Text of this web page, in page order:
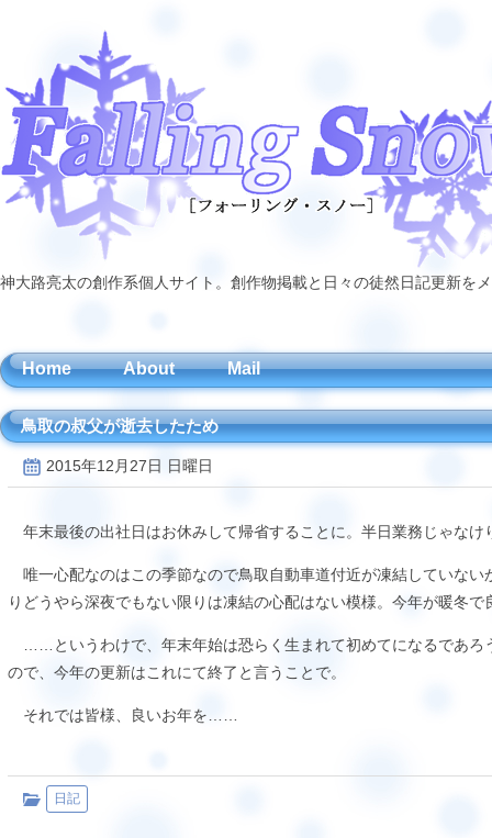
神大路亮太の創作系個人サイト。創作物掲載と日々の徒然日記更新
Home About Mail
鳥取の叔父が逝去したため
2015年12月27日 日曜日
年末最後の出社日はお休みして帰省することに。半日業務じゃな
唯一心配なのはこの季節なので鳥取自動車道付近が凍結していない
りどうやら深夜でもない限りは凍結の心配はない模様。今年が暖冬
……というわけで、年末年始は恐らく生まれて初めてになるであろ
ので、今年の更新はこれにて終了と言うことで。
それでは皆様、良いお年を……
日記